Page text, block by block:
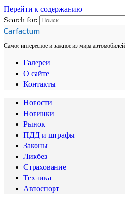
Перейти к содержанию
Search for:
Carfactum
Самое интересное и важное из мира автомобилей
Галереи
О сайте
Контакты
Новости
Новинки
Рынок
ПДД и штрафы
Законы
Ликбез
Страхование
Техника
Автоспорт